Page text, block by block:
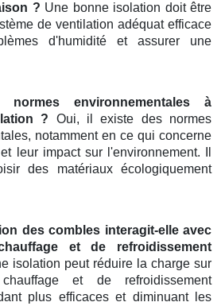
? Une bonne isolation doit être
de ventilation adéquat efficace
d'humidité et assurer une
environnementales à
? Oui, il existe des normes
notamment en ce qui concerne
leur impact sur l'environnement. Il
des matériaux écologiquement
des combles interagit-elle avec
et de refroidissement
isolation peut réduire la charge sur
et de refroidissement
plus efficaces et diminuant les